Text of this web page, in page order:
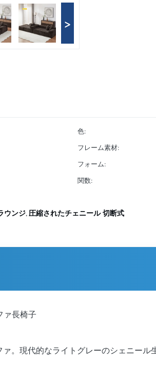
>
色:
フレーム素材:
フォーム:
関数:
ウンジ,圧縮されたチェニール 切断式
ァ長椅子
。現代的なライトグレーのシェニール